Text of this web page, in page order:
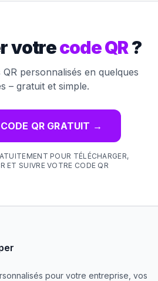
votrecode QR?
personnalisés en quelques
– gratuit et simple.
QR GRATUIT →
POUR TÉLÉCHARGER,
ET SUIVRE VOTRE CODE QR
pour votre entreprise, vos